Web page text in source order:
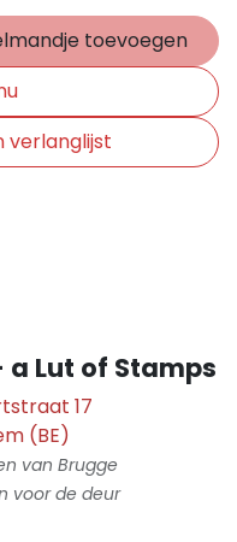
toevoegen
verlanglijst
Lut of Stamps
17
(BE)
van Brugge
de deur